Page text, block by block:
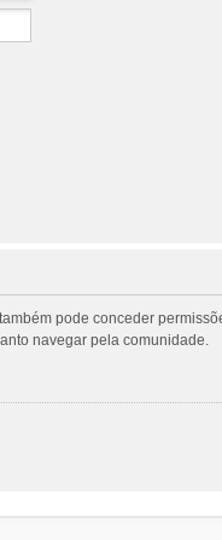
pode conceder
navegar pela comunidade.